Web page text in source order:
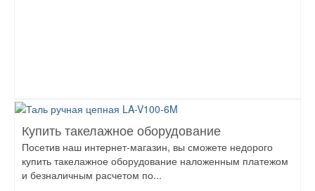
Купить такелажное оборудование
Посетив наш интернет-магазин, вы сможете недорого
купить такелажное оборудование наложенным платежом
и безналичным расчетом по...